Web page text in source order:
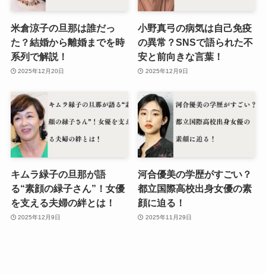
米倉涼子の旦那は誰だっ
た？結婚から離婚までを時
系列で解説！
2025年12月20日
小野真弓の病気は自己免疫
の異常？SNSで語られた不
安と前向きな言葉！
2025年12月9日
キムラ緑子の旦那が語
る“素顔の緑子さん”！女優
を支える夫婦の絆とは！
2025年12月9日
河合優美の学歴がすごい？
都立国際高校出身女優の素
顔に迫る！
2025年11月29日